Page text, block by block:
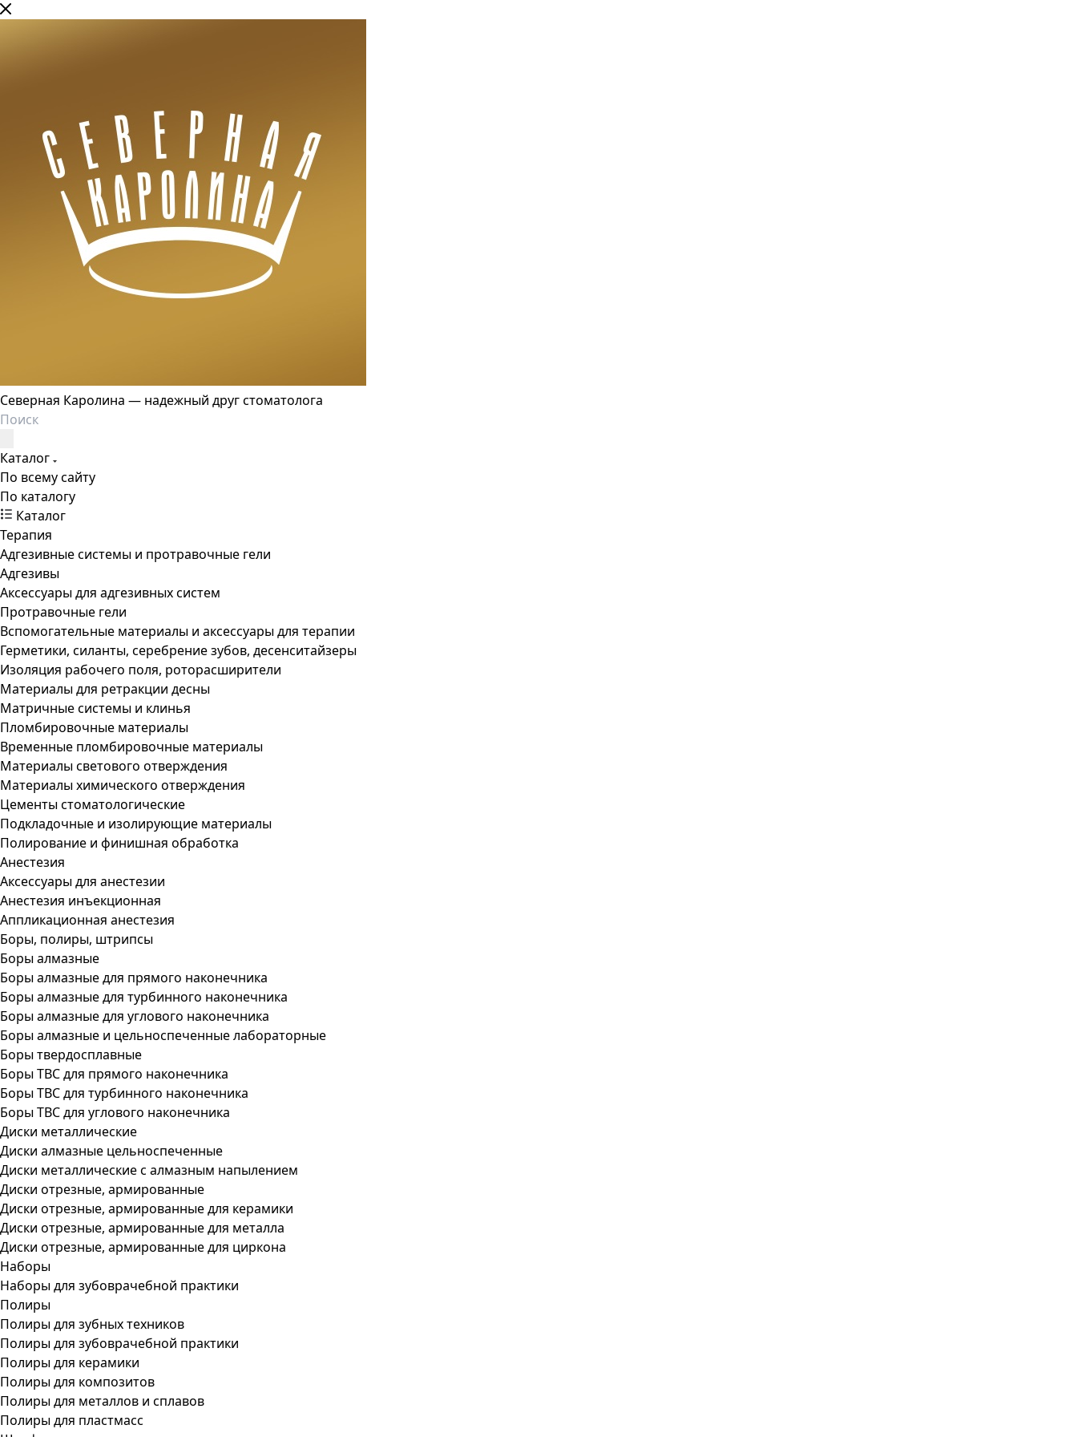
Северная Каролина — надежный друг стоматолога
Каталог
По всему сайту
По каталогу
Каталог
Терапия
Адгезивные системы и протравочные гели
Адгезивы
Аксессуары для адгезивных систем
Протравочные гели
Вспомогательные материалы и аксессуары для терапии
Герметики, силанты, серебрение зубов, десенситайзеры
Изоляция рабочего поля, роторасширители
Материалы для ретракции десны
Матричные системы и клинья
Пломбировочные материалы
Временные пломбировочные материалы
Материалы светового отверждения
Материалы химического отверждения
Цементы стоматологические
Подкладочные и изолирующие материалы
Полирование и финишная обработка
Анестезия
Аксессуары для анестезии
Анестезия инъекционная
Аппликационная анестезия
Боры, полиры, штрипсы
Боры алмазные
Боры алмазные для прямого наконечника
Боры алмазные для турбинного наконечника
Боры алмазные для углового наконечника
Боры алмазные и цельноспеченные лабораторные
Боры твердосплавные
Боры ТВС для прямого наконечника
Боры ТВС для турбинного наконечника
Боры ТВС для углового наконечника
Диски металлические
Диски алмазные цельноспеченные
Диски металлические с алмазным напылением
Диски отрезные, армированные
Диски отрезные, армированные для керамики
Диски отрезные, армированные для металла
Диски отрезные, армированные для циркона
Наборы
Наборы для зубоврачебной практики
Полиры
Полиры для зубных техников
Полиры для зубоврачебной практики
Полиры для керамики
Полиры для композитов
Полиры для металлов и сплавов
Полиры для пластмасс